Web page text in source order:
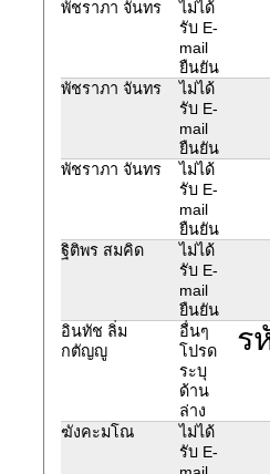
พัชราภา จันทร
ไม่ได้
รับ E-
mail
ยืนยัน
พัชราภา จันทร
ไม่ได้
รับ E-
mail
ยืนยัน
พัชราภา จันทร
ไม่ได้
รับ E-
mail
ยืนยัน
ฐิติพร สมคิด
ไม่ได้
รับ E-
mail
ยืนยัน
อินทัช ลิ่ม
กตัญญู
อื่นๆ
โปรด
ระบุ
ด้าน
ล่าง
ร
ฆังคะมโณ
ไม่ได้
รับ E-